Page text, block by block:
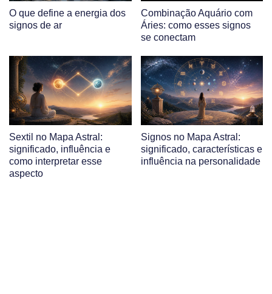
O que define a energia dos
signos de ar
Combinação Aquário com
Áries: como esses signos
se conectam
Sextil no Mapa Astral:
significado, influência e
como interpretar esse
aspecto
Signos no Mapa Astral:
significado, características e
influência na personalidade